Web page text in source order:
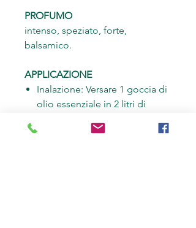
PROFUMO
intenso, speziato, forte,
balsamico.
APPLICAZIONE
Inalazione: Versare 1 goccia di
olio essenziale in 2 litri di
vapore.